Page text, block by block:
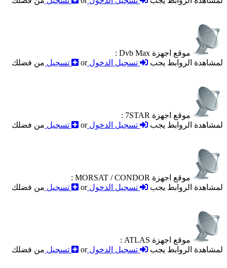
موقع اجهزة Dvb Max :
لمشاهدة الروابط يجب
تسجيل الدخولor تسجيل من فضلك
موقع اجهزة 7STAR :
لمشاهدة الروابط يجب
تسجيل الدخولor تسجيل من فضلك
موقع اجهزة MORSAT / CONDOR :
لمشاهدة الروابط يجب
تسجيل الدخولor تسجيل من فضلك
موقع اجهزة ATLAS :
لمشاهدة الروابط يجب
تسجيل الدخولor تسجيل من فضلك